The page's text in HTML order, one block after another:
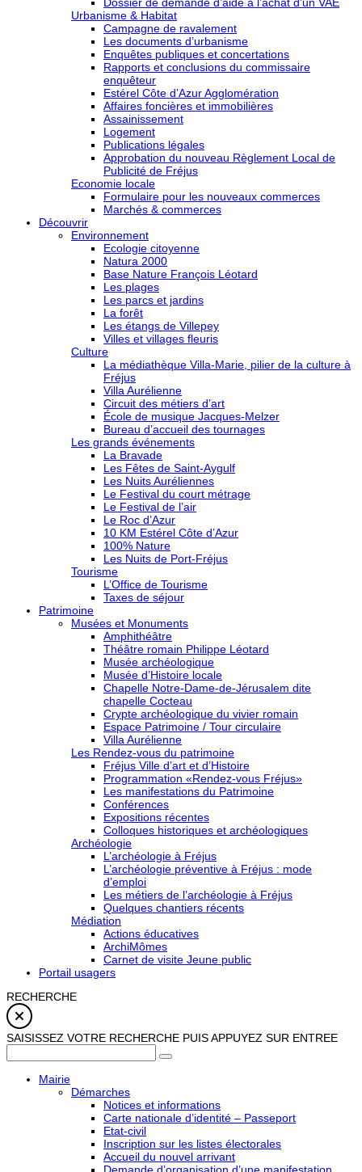
Urbanisme & Habitat
Campagne de ravalement
Les documents d’urbanisme
Enquêtes publiques et concertations
Rapports et conclusions du commissaire
enquêteur
Estérel Côte d’Azur Agglomération
Affaires foncières et immobilières
Assainissement
Logement
Publications légales
Approbation du nouveau Règlement Local de
Publicité de Fréjus
Economie locale
Formulaire pour les nouveaux commerces
Marchés & commerces
Découvrir
Environnement
Ecologie citoyenne
Natura 2000
Base Nature François Léotard
Les plages
Les parcs et jardins
La forêt
Les étangs de Villepey
Villes et villages fleuris
Culture
La médiathèque Villa-Marie, pilier de la culture à
Fréjus
Villa Aurélienne
Circuit des métiers d’art
École de musique Jacques-Melzer
Bureau d’accueil des tournages
Les grands événements
La Bravade
Les Fêtes de Saint-Aygulf
Les Nuits Auréliennes
Le Festival du court métrage
Le Festival de l’air
Le Roc d’Azur
10 KM Estérel Côte d’Azur
100% Nature
Les Nuits de Port-Fréjus
Tourisme
L’Office de Tourisme
Taxes de séjour
Patrimoine
Musées et Monuments
Amphithéâtre
Théâtre romain Philippe Léotard
Musée archéologique
Musée d’Histoire locale
Chapelle Notre-Dame-de-Jérusalem dite
chapelle Cocteau
Crypte archéologique du vivier romain
Espace Patrimoine / Tour circulaire
Villa Aurélienne
Les Rendez-vous du patrimoine
Fréjus Ville d’art et d’Histoire
Programmation «Rendez-vous Fréjus»
Les manifestations du Patrimoine
Conférences
Expositions récentes
Colloques historiques et archéologiques
Archéologie
L’archéologie à Fréjus
L’archéologie préventive à Fréjus : mode
d’emploi
Les métiers de l’archéologie à Fréjus
Quelques chantiers récents
Médiation
Actions éducatives
ArchiMômes
Carnet de visite Jeune public
Portail usagers
RECHERCHE
SAISISSEZ VOTRE RECHERCHE PUIS APPUYEZ SUR ENTREE
Mairie
Démarches
Notices et informations
Carte nationale d’identité – Passeport
Etat-civil
Inscription sur les listes électorales
Accueil du nouvel arrivant